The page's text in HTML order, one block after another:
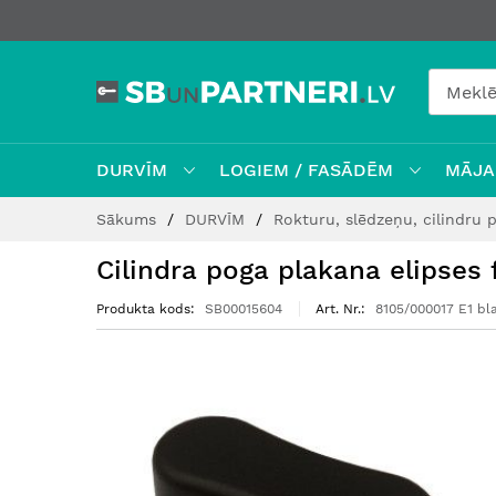
DURVĪM LOGIEM / FASĀDĒM
Sākums DURVĪM Rokturu, slēdzeņu, cilindru
Cilindra poga plakana elipses
Produkta kods SB00015604 Art. Nr. 8105/000017 E1